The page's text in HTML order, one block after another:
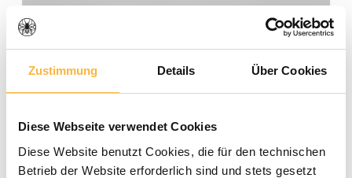
Zustimmung Details Über Cookies
Diese Webseite verwendet Cookies
Diese Website benutzt Cookies, die für den technischen
Betrieb der Website erforderlich sind und stets gesetzt
Average rating of 0 out of 5 stars
0 Reviews
Prices incl. VAT plus shipping costs